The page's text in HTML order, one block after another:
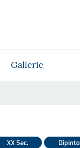
Gallerie
XX Sec. Dipinto